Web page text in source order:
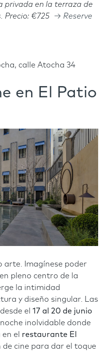
privada en la terraza de
Precio: €725
→ Reserve
calle Atocha 34
en El Patio
arte. Imagínese poder
pleno centro de la
la intimidad
y diseño singular. Las
el 17 al 20 de junio
inolvidable donde
el restaurante El
de cine para dar el toque